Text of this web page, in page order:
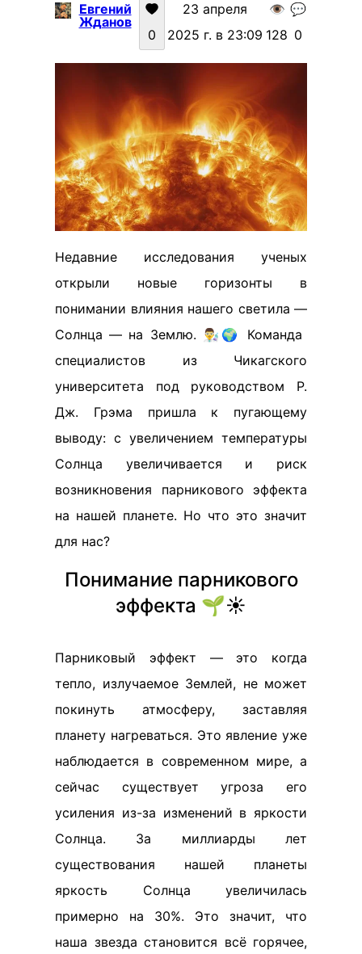
Евгений
Жданов
0
23 апреля
2025 г. в 23:09
👁️
128
💬
0
Недавние исследования ученых
открыли новые горизонты в
понимании влияния нашего светила —
Солнца — на Землю. 👨‍🔬🌍 Команда
специалистов из Чикагского
университета под руководством Р.
Дж. Грэма пришла к пугающему
выводу: с увеличением температуры
Солнца увеличивается и риск
возникновения парникового эффекта
на нашей планете. Но что это значит
для нас?
Понимание парникового
эффекта 🌱☀️
Парниковый эффект — это когда
тепло, излучаемое Землей, не может
покинуть атмосферу, заставляя
планету нагреваться. Это явление уже
наблюдается в современном мире, а
сейчас существует угроза его
усиления из-за изменений в яркости
Солнца. За миллиарды лет
существования нашей планеты
яркость Солнца увеличилась
примерно на 30%. Это значит, что
наша звезда становится всё горячее,